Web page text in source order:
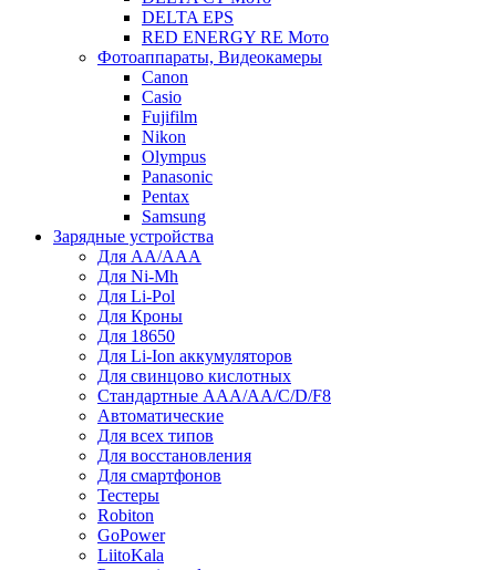
DELTA EPS
RED ENERGY RE Мото
Фотоаппараты, Видеокамеры
Canon
Casio
Fujifilm
Nikon
Olympus
Panasonic
Pentax
Samsung
Зарядные устройства
Для AA/AAA
Для Ni-Mh
Для Li-Pol
Для Кроны
Для 18650
Для Li-Ion аккумуляторов
Для свинцово кислотных
Стандартные ААА/АА/С/D/F8
Автоматические
Для всех типов
Для восстановления
Для смартфонов
Тестеры
Robiton
GoPower
LiitoKala